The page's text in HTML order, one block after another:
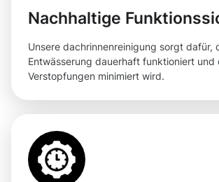
Nachhaltige
Unsere dachrinnenreinigung sorgt dafür,
Entwässerung dauerhaft funktioniert und
Verstopfungen minimiert wird.